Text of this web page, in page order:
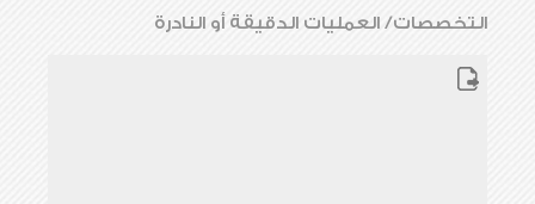
التخصصات/ العمليات الدقيقة أو النادرة